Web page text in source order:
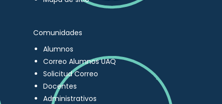
Comunidades
Alumnos
Correo Alumnos UAQ
Solicitud Correo
Docentes
Administrativos